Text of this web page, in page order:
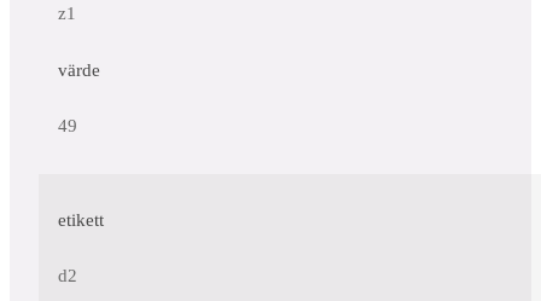
z1
värde
49
etikett
d2